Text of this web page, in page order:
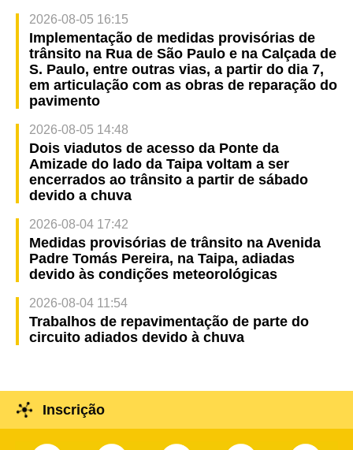
2026-08-05 16:15
Implementação de medidas provisórias de
trânsito na Rua de São Paulo e na Calçada de
S. Paulo, entre outras vias, a partir do dia 7,
em articulação com as obras de reparação do
pavimento
2026-08-05 14:48
Dois viadutos de acesso da Ponte da
Amizade do lado da Taipa voltam a ser
encerrados ao trânsito a partir de sábado
devido a chuva
2026-08-04 17:42
Medidas provisórias de trânsito na Avenida
Padre Tomás Pereira, na Taipa, adiadas
devido às condições meteorológicas
2026-08-04 11:54
Trabalhos de repavimentação de parte do
circuito adiados devido à chuva
Inscrição